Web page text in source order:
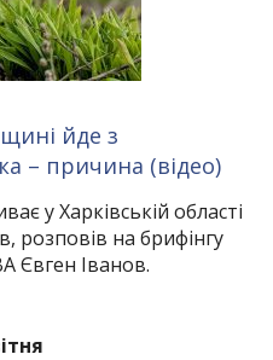
йде з
– причина (відео)
у Харківській області
розповів на брифінгу
Євген Іванов.